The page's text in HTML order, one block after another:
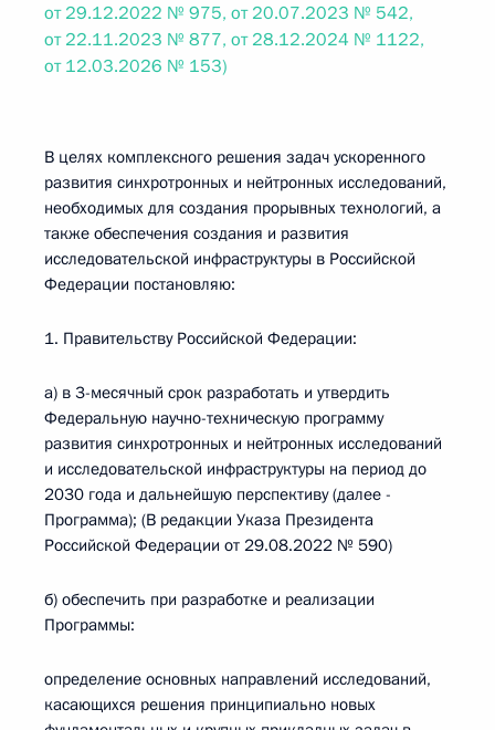
от 29.12.2022 № 975, от 20.07.2023 № 542,
от 22.11.2023 № 877, от 28.12.2024 № 1122,
от 12.03.2026 № 153)
В целях комплексного решения задач ускоренного
развития синхротронных и нейтронных исследований,
необходимых для создания прорывных технологий, а
также обеспечения создания и развития
исследовательской инфраструктуры в Российской
Федерации постановляю:
1. Правительству Российской Федерации:
а) в 3-месячный срок разработать и утвердить
Федеральную научно-техническую программу
развития синхротронных и нейтронных исследований
и исследовательской инфраструктуры на период до
2030 года и дальнейшую перспективу (далее -
Программа); (В редакции Указа Президента
Российской Федерации от 29.08.2022 № 590)
б) обеспечить при разработке и реализации
Программы:
определение основных направлений исследований,
касающихся решения принципиально новых